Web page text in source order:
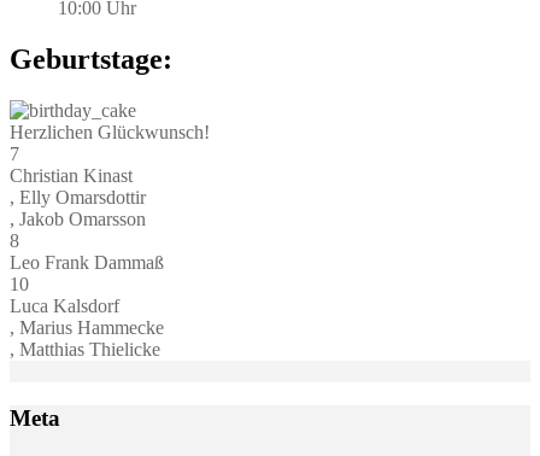
10:00 Uhr
Geburtstage:
Herzlichen Glückwunsch!
7
Christian Kinast
, Elly Omarsdottir
, Jakob Omarsson
8
Leo Frank Dammaß
10
Luca Kalsdorf
, Marius Hammecke
, Matthias Thielicke
Meta